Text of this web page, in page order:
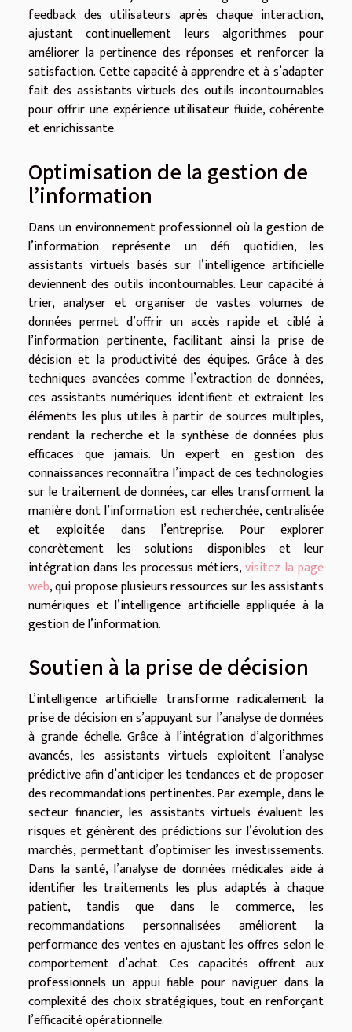
feedback des utilisateurs après chaque interaction,
ajustant continuellement leurs algorithmes pour
améliorer la pertinence des réponses et renforcer la
satisfaction. Cette capacité à apprendre et à s’adapter
fait des assistants virtuels des outils incontournables
pour offrir une expérience utilisateur fluide, cohérente
et enrichissante.
Optimisation de la gestion de
l’information
Dans un environnement professionnel où la gestion de
l’information représente un défi quotidien, les
assistants virtuels basés sur l’intelligence artificielle
deviennent des outils incontournables. Leur capacité à
trier, analyser et organiser de vastes volumes de
données permet d’offrir un accès rapide et ciblé à
l’information pertinente, facilitant ainsi la prise de
décision et la productivité des équipes. Grâce à des
techniques avancées comme l’extraction de données,
ces assistants numériques identifient et extraient les
éléments les plus utiles à partir de sources multiples,
rendant la recherche et la synthèse de données plus
efficaces que jamais. Un expert en gestion des
connaissances reconnaîtra l’impact de ces technologies
sur le traitement de données, car elles transforment la
manière dont l’information est recherchée, centralisée
et exploitée dans l’entreprise. Pour explorer
concrètement les solutions disponibles et leur
intégration dans les processus métiers,visitez la page
web, qui propose plusieurs ressources sur les assistants
numériques et l’intelligence artificielle appliquée à la
gestion de l’information.
Soutien à la prise de décision
L’intelligence artificielle transforme radicalement la
prise de décision en s’appuyant sur l’analyse de données
à grande échelle. Grâce à l’intégration d’algorithmes
avancés, les assistants virtuels exploitent l’analyse
prédictive afin d’anticiper les tendances et de proposer
des recommandations pertinentes. Par exemple, dans le
secteur financier, les assistants virtuels évaluent les
risques et génèrent des prédictions sur l’évolution des
marchés, permettant d’optimiser les investissements.
Dans la santé, l’analyse de données médicales aide à
identifier les traitements les plus adaptés à chaque
patient, tandis que dans le commerce, les
recommandations personnalisées améliorent la
performance des ventes en ajustant les offres selon le
comportement d’achat. Ces capacités offrent aux
professionnels un appui fiable pour naviguer dans la
complexité des choix stratégiques, tout en renforçant
l’efficacité opérationnelle.